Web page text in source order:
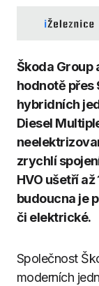
Škoda Group
hodnotě přes
hybridních
Diesel
zrychlí
HVO ušetří až
budoucna je
či elektrické.
Společnost
moderních